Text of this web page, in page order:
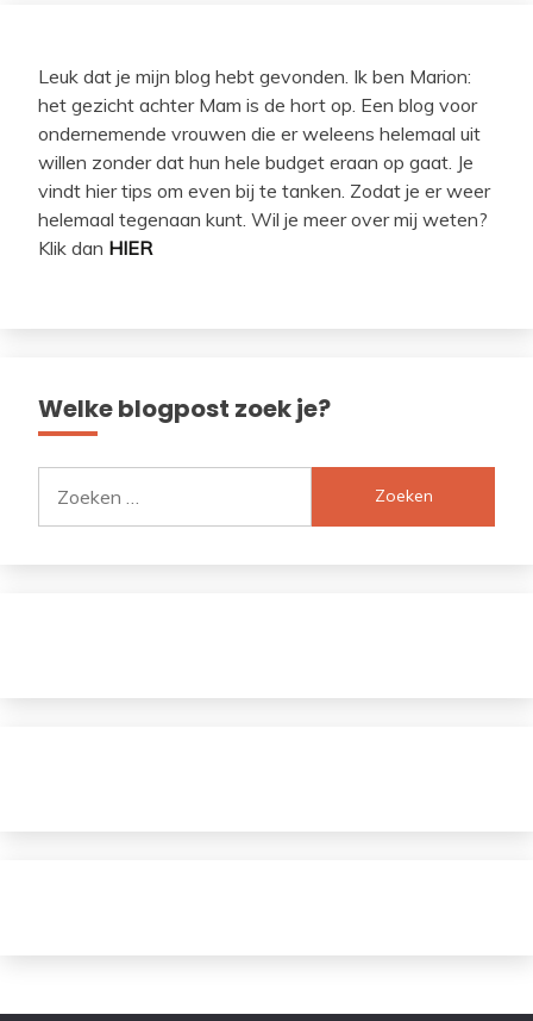
Leuk dat je mijn blog hebt gevonden. Ik ben Marion:
het gezicht achter Mam is de hort op. Een blog voor
ondernemende vrouwen die er weleens helemaal uit
willen zonder dat hun hele budget eraan op gaat. Je
vindt hier tips om even bij te tanken. Zodat je er weer
helemaal tegenaan kunt. Wil je meer over mij weten?
Klik dan HIER
Welke blogpost zoek je?
naar: